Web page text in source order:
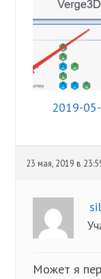
2019-
23 мая, 2019 в
Может я